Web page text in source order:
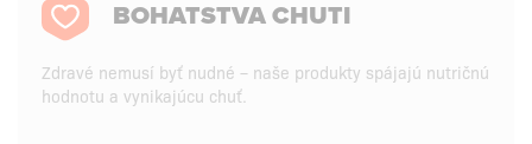
BOHATSTVA CHUTI
Zdravé nemusí byť nudné – naše produkty spájajú nutričnú
hodnotu a vynikajúcu chuť.